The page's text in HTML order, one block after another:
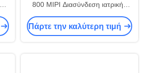
800 MIPI Διασύνδεση ιατρικής
αντλίας έγχυσης οθόνη
Πάρτε την καλύτερη τιμή